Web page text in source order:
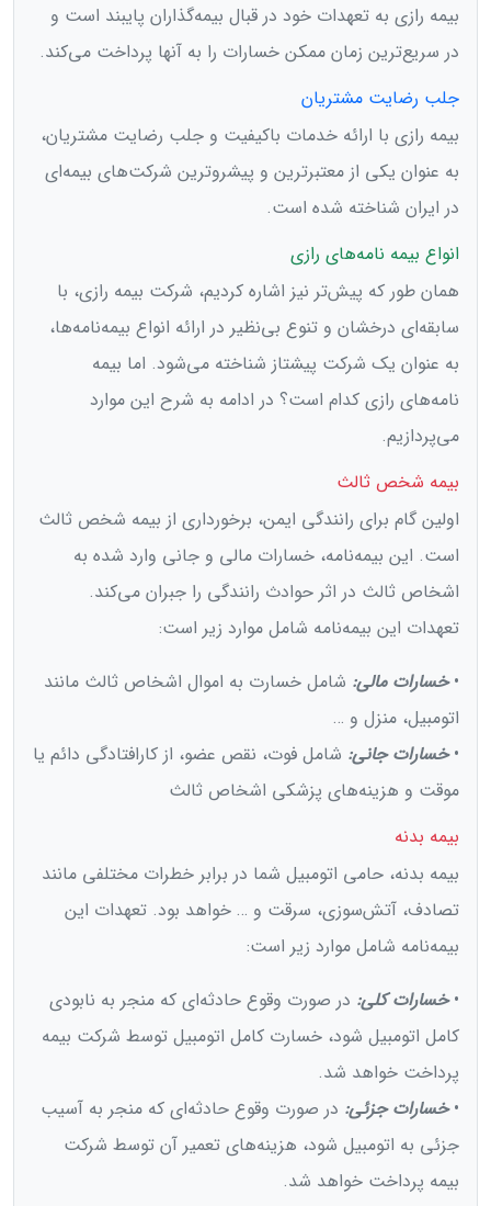
بیمه رازی به تعهدات خود در قبال بیمه‌گذاران پایبند است و
در سریع‌ترین زمان ممکن خسارات را به آنها پرداخت می‌کند.
جلب رضایت مشتریان
بیمه رازی با ارائه خدمات باکیفیت و جلب رضایت مشتریان،
به عنوان یکی از معتبرترین و پیشروترین شرکت‌های بیمه‌ای
در ایران شناخته شده است.
انواع بیمه‌ نامه‌های رازی
همان طور که پیش‌تر نیز اشاره کردیم، شرکت بیمه رازی، با
سابقه‌ای درخشان و تنوع بی‌نظیر در ارائه انواع بیمه‌نامه‌ها،
به عنوان یک شرکت پیشتاز شناخته می‌شود. اما بیمه‌
نامه‌های رازی کدام است؟ در ادامه به شرح این موارد
می‌پردازیم.
بیمه شخص ثالث
اولین گام برای رانندگی ایمن، برخورداری از بیمه شخص ثالث
است. این بیمه‌نامه، خسارات مالی و جانی وارد شده به
اشخاص ثالث در اثر حوادث رانندگی را جبران می‌کند.
تعهدات این بیمه‌نامه شامل موارد زیر است:
•خسارات مالی: شامل خسارت به اموال اشخاص ثالث مانند
اتومبیل، منزل و …
•خسارات جانی: شامل فوت، نقص عضو، از کارافتادگی دائم یا
موقت و هزینه‌های پزشکی اشخاص ثالث
بیمه بدنه
بیمه بدنه، حامی اتومبیل شما در برابر خطرات مختلفی مانند
تصادف، آتش‌سوزی، سرقت و … خواهد بود. تعهدات این
بیمه‌نامه شامل موارد زیر است:
•خسارات کلی: در صورت وقوع حادثه‌ای که منجر به نابودی
کامل اتومبیل شود، خسارت کامل اتومبیل توسط شرکت بیمه
پرداخت خواهد شد.
•خسارات جزئی: در صورت وقوع حادثه‌ای که منجر به آسیب
جزئی به اتومبیل شود، هزینه‌های تعمیر آن توسط شرکت
بیمه پرداخت خواهد شد.